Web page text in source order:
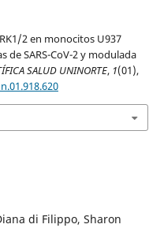
2 en monocitos U937
SARS-CoV-2 y modulada
SALUD UNINORTE, 1(01),
di Filippo, Sharon